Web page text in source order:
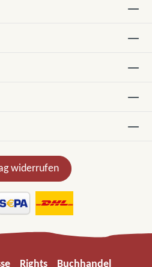
widerrufen
Rights Buchhandel